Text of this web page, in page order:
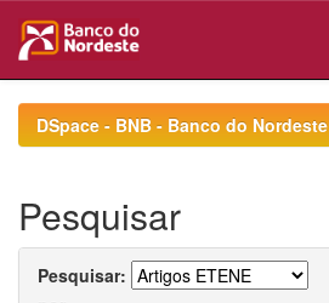
navigationDSpace - BNB - Banco do
Pesquisar
Pesquisar: